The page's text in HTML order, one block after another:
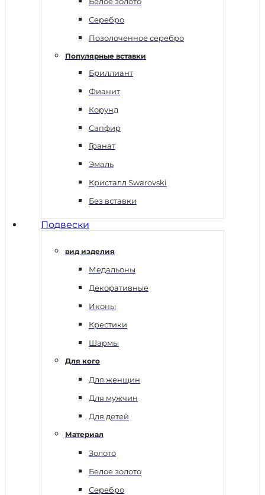
Серебро
Позолоченное серебро
Популярные вставки
Бриллиант
Фианит
Корунд
Сапфир
Гранат
Эмаль
Кристалл Swarovski
Без вставки
Подвески
вид изделия
Медальоны
Декоративные
Иконы
Крестики
Шармы
Для кого
Для женщин
Для мужчин
Для детей
Материал
Золото
Белое золото
Серебро